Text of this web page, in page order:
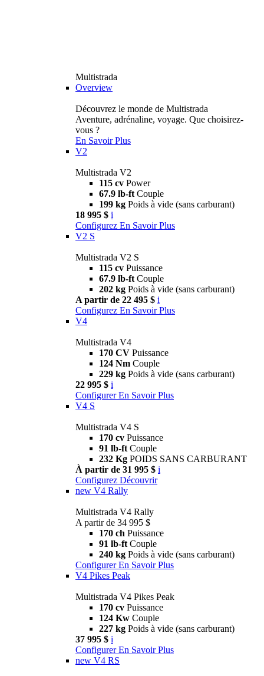
Multistrada
Overview
Découvrez le monde de Multistrada
Aventure, adrénaline, voyage. Que choisirez-
vous ?
En Savoir Plus
V2
Multistrada V2
115 cv Power
67.9 lb-ft Couple
199 kg Poids à vide (sans carburant)
18 995 $ i
Configurez En Savoir Plus
V2 S
Multistrada V2 S
115 cv Puissance
67.9 lb-ft Couple
202 kg Poids à vide (sans carburant)
A partir de 22 495 $ i
Configurez En Savoir Plus
V4
Multistrada V4
170 CV Puissance
124 Nm Couple
229 kg Poids à vide (sans carburant)
22 995 $ i
Configurer En Savoir Plus
V4 S
Multistrada V4 S
170 cv Puissance
91 lb-ft Couple
232 Kg POIDS SANS CARBURANT
À partir de 31 995 $ i
Configurez Découvrir
new V4 Rally
Multistrada V4 Rally
A partir de 34 995 $
170 ch Puissance
91 lb-ft Couple
240 kg Poids à vide (sans carburant)
Configurer En Savoir Plus
V4 Pikes Peak
Multistrada V4 Pikes Peak
170 cv Puissance
124 Kw Couple
227 kg Poids à vide (sans carburant)
37 995 $ i
Configurer En Savoir Plus
new V4 RS